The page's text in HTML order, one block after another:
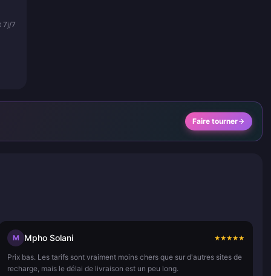
7j/7
Faire tourner
M Mpho Solani ★★★★★
Prix bas. Les tarifs sont vraiment moins chers que sur d'autres sites de
recharge, mais le délai de livraison est un peu long.